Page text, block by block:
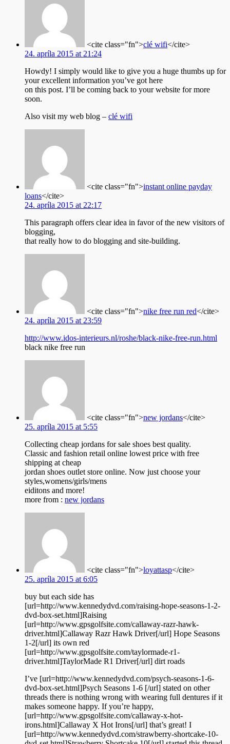
<cite class="fn">clé wifi</cite>
24. apríla 2015 at 21:24
Howdy! I simply would like to give you a huge thumbs up for
your excellent information you’ve got here
on this post. I’ll be coming back to your website for more
soon.
Also visit my web blog – clé wifi
<cite class="fn">instant online payday
loans</cite>
24. apríla 2015 at 22:17
This paragraph offers clear idea in favor of the new visitors of
blogging,
that really how to do blogging and site-building.
<cite class="fn">nike free run red</cite>
24. apríla 2015 at 23:59
http://www.idos-interieurs.nl/roshe/black-nike-free-run.html
black nike free run
<cite class="fn">new jordans</cite>
25. apríla 2015 at 5:55
Collecting cheap jordans for sale shoes best quality.
Classic and fashion retail online lowest price with free
shipping at cheap
jordan shoes outlet store online. Now just choose your
styles,womens/girls/mens
eiditons and more!
more from : new jordans
<cite class="fn">loyattasp</cite>
25. apríla 2015 at 6:05
buy but each side has
[url=http://www.kennedydvd.com/raising-hope-seasons-1-2-
dvd-box-set.html]Raising
[url=http://www.gpsgolfsite.com/callaway-razr-hawk-
driver.html]Callaway Razr Hawk Driver[/url] Hope Seasons
1-2[/url] its own red
[url=http://www.gpsgolfsite.com/taylormade-r1-
driver.html]TaylorMade R1 Driver[/url] dirt roads
I’ve [url=http://www.kennedydvd.com/psych-seasons-1-6-
dvd-box-set.html]Psych Seasons 1-6 [/url] stated on other
threads there is nothing wrong with wearing full dentures if it
makes someone happy. If you’re happy,
[url=http://www.gpsgolfsite.com/callaway-x-hot-
irons.html]Callaway X Hot Irons[/url] that’s great! I
[url=http://www.kennedydvd.com/strawberry-shortcake-10-